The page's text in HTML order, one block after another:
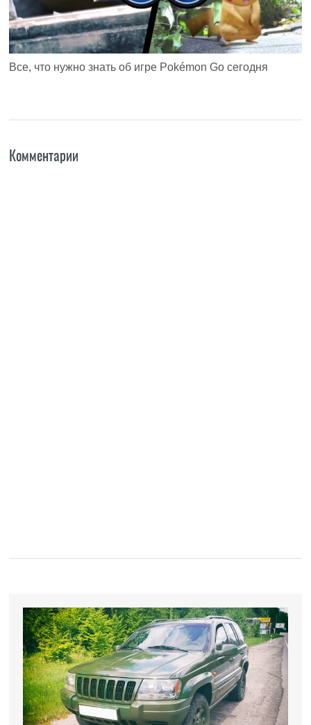
Все, что нужно знать об игре Pokémon Go сегодня
Комментарии